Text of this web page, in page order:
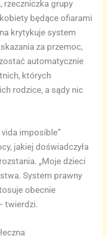
rzeczniczka grupy
będące ofiarami
krytykuje system
za przemoc,
automatycznie
których
rodzice, a sądy nic
imposible”
jakiej doświadczyła
„Moje dzieci
System prawny
obecnie
twierdzi.